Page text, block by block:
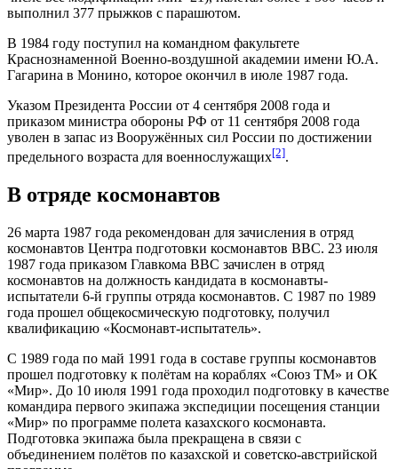
выполнил 377 прыжков с парашютом.
В 1984 году поступил на командном факультете
Краснознаменной Военно-воздушной академии имени Ю.А.
Гагарина в Монино, которое окончил в июле 1987 года.
Указом Президента России от 4 сентября 2008 года и
приказом министра обороны РФ от 11 сентября 2008 года
уволен в запас из Вооружённых сил России по достижении
предельного возраста для военнослужащих[2].
В отряде космонавтов
26 марта 1987 года рекомендован для зачисления в отряд
космонавтов Центра подготовки космонавтов ВВС. 23 июля
1987 года приказом Главкома ВВС зачислен в отряд
космонавтов на должность кандидата в космонавты-
испытатели 6-й группы отряда космонавтов. С 1987 по 1989
года прошел общекосмическую подготовку, получил
квалификацию «Космонавт-испытатель».
С 1989 года по май 1991 года в составе группы космонавтов
прошел подготовку к полётам на кораблях «Союз ТМ» и ОК
«Мир». До 10 июля 1991 года проходил подготовку в качестве
командира первого экипажа экспедиции посещения станции
«Мир» по программе полета казахского космонавта.
Подготовка экипажа была прекращена в связи с
объединением полётов по казахской и советско-австрийской